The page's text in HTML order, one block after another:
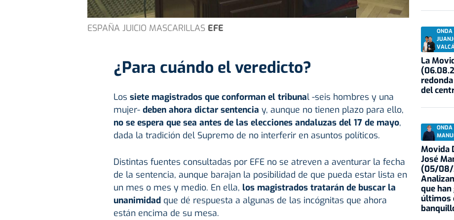
ESPAÑA JUICIO MASCARILLAS EFE
¿Para cuándo el veredicto?
Los siete magistrados que conforman el tribunal -seis hombres y una
mujer- deben ahora dictar sentencia y, aunque no tienen plazo para ello,
no se espera que sea antes de las elecciones andaluzas del 17 de mayo,
dada la tradición del Supremo de no interferir en asuntos políticos.
Distintas fuentes consultadas por EFE no se atreven a aventurar la fecha
de la sentencia, aunque barajan la posibilidad de que pueda estar lista en
un mes o mes y medio. En ella, los magistrados tratarán de buscar la
unanimidad que dé respuesta a algunas de las incógnitas que ahora
están encima de su mesa.
ONDA
La
del
ONDA
Movida
José
(05/08/
que
últimos